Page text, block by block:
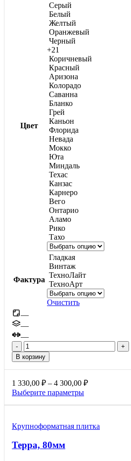
Цвет
Серый
Белый
Желтый
Оранжевый
Черный
+21
Коричневый
Красный
Аризона
Колорадо
Саванна
Бланко
Грей
Каньон
Флорида
Невада
Мокко
Юта
Миндаль
Техас
Канзас
Карнеро
Вего
Онтарио
Аламо
Рико
Тахо
Фактура
Гладкая
Винтаж
ТехноЛайт
ТехноАрт
Очистить
—
—
—
Количество
товара
Сити,
80мм
В корзину
1 330,00 ₽ – 4 300,00 ₽Диапазон
4
Выберите параметрыЭтот
вариаций.
Крупноформатная плитка
Терра, 80мм